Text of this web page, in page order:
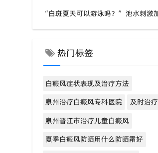
热门标签
白癜风症状表现及治疗方法
泉州治疗白癜风专科医院
及时治疗
泉州晋江市治疗儿童白癜风
夏季白癜风防晒用什么防晒霜好